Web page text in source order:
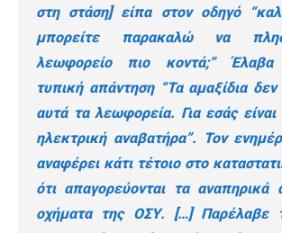
στη στάση] είπα στον οδηγό
μπορείτε παρακαλώ να
λεωφορείο πιο κοντά;” Έλαβα
τυπική απάντηση “Τα αμαξίδια
αυτά τα λεωφορεία. Για εσάς είναι
ηλεκτρική αναβατήρα”. Τον
αναφέρει κάτι τέτοιο στο
ότι απαγορεύονται τα αναπηρικά
οχήματα της ΟΣΥ. […] Παρέλαβε